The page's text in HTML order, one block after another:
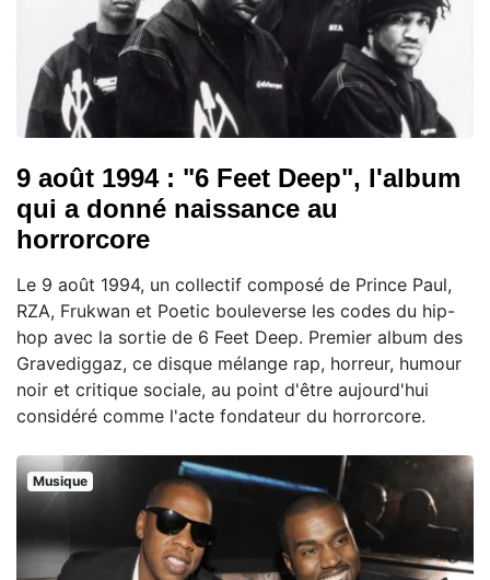
9 août 1994 : "6 Feet Deep", l'album
qui a donné naissance au
horrorcore
Le 9 août 1994, un collectif composé de Prince Paul,
RZA, Frukwan et Poetic bouleverse les codes du hip-
hop avec la sortie de 6 Feet Deep. Premier album des
Gravediggaz, ce disque mélange rap, horreur, humour
noir et critique sociale, au point d'être aujourd'hui
considéré comme l'acte fondateur du horrorcore.
Musique